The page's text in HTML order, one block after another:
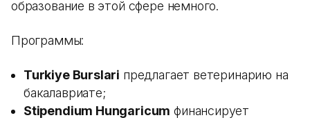
образование в этой сфере немного.
Программы:
Turkiye Burslari предлагает ветеринарию на
бакалавриате;
Stipendium Hungaricum финансирует